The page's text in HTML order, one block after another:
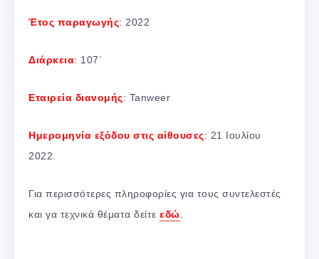
Έτος παραγωγής: 2022
Διάρκεια: 107΄
Εταιρεία διανομής: Tanweer
Ημερομηνία εξόδου στις αίθουσες: 21 Ιουλίου
2022.
Για περισσότερες πληροφορίες για τους συντελεστές
και γα τεχνικά θέματα δείτε εδώ